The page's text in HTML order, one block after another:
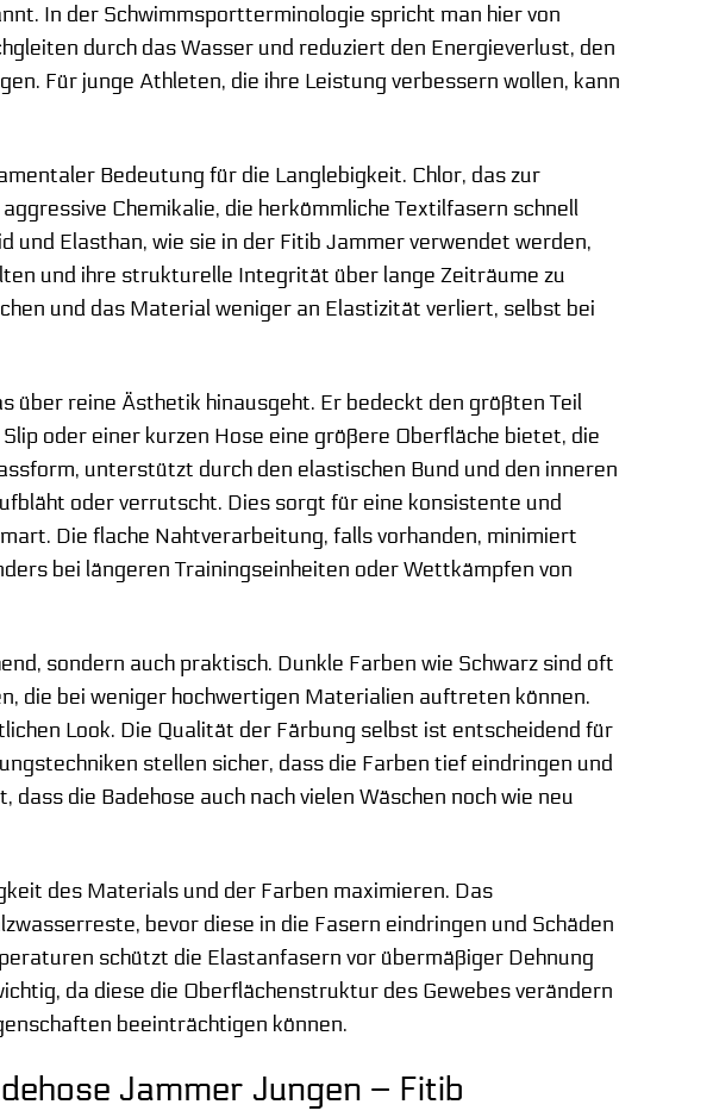
In der Schwimmsportterminologie spricht man hier von
durch das Wasser und reduziert den Energieverlust, den
Für junge Athleten, die ihre Leistung verbessern wollen, kann
Bedeutung für die Langlebigkeit. Chlor, das zur
Chemikalie, die herkömmliche Textilfasern schnell
und Elasthan, wie sie in der Fitib Jammer verwendet werden,
und ihre strukturelle Integrität über lange Zeiträume zu
und das Material weniger an Elastizität verliert, selbst bei
reine Ästhetik hinausgeht. Er bedeckt den größten Teil
oder einer kurzen Hose eine größere Oberfläche bietet, die
unterstützt durch den elastischen Bund und den inneren
oder verrutscht. Dies sorgt für eine konsistente und
Die flache Nahtverarbeitung, falls vorhanden, minimiert
bei längeren Trainingseinheiten oder Wettkämpfen von
sondern auch praktisch. Dunkle Farben wie Schwarz sind oft
die bei weniger hochwertigen Materialien auftreten können.
Look. Die Qualität der Färbung selbst ist entscheidend für
stellen sicher, dass die Farben tief eindringen und
die Badehose auch nach vielen Wäschen noch wie neu
des Materials und der Farben maximieren. Das
bevor diese in die Fasern eindringen und Schäden
schützt die Elastanfasern vor übermäßiger Dehnung
da diese die Oberflächenstruktur des Gewebes verändern
beeinträchtigen können.
Jammer Jungen – Fitib